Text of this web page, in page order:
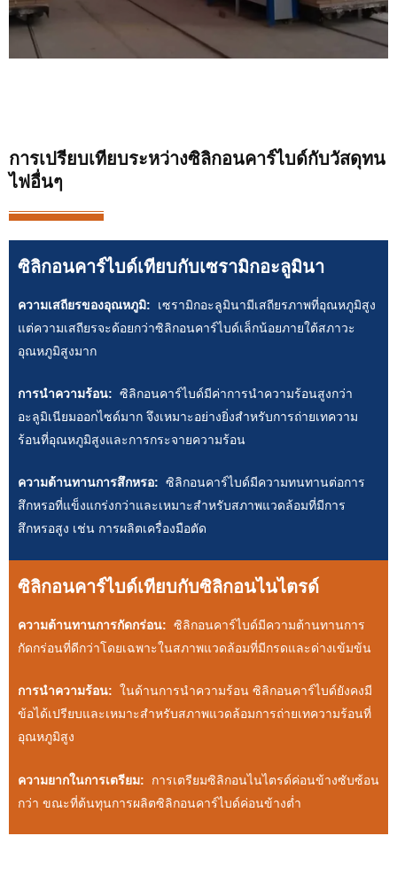
การเปรียบเทียบระหว่างซิลิกอนคาร์ไบด์กับวัสดุทน
ไฟอื่นๆ
ซิลิกอนคาร์ไบด์เทียบกับเซรามิกอะลูมินา
ความเสถียรของอุณหภูมิ: เซรามิกอะลูมินามีเสถียรภาพที่อุณหภูมิสูง
แต่ความเสถียรจะด้อยกว่าซิลิกอนคาร์ไบด์เล็กน้อยภายใต้สภาวะ
อุณหภูมิสูงมาก
การนำความร้อน: ซิลิกอนคาร์ไบด์มีค่าการนำความร้อนสูงกว่า
อะลูมิเนียมออกไซด์มาก จึงเหมาะอย่างยิ่งสำหรับการถ่ายเทความ
ร้อนที่อุณหภูมิสูงและการกระจายความร้อน
ความต้านทานการสึกหรอ: ซิลิกอนคาร์ไบด์มีความทนทานต่อการ
สึกหรอที่แข็งแกร่งกว่าและเหมาะสำหรับสภาพแวดล้อมที่มีการ
สึกหรอสูง เช่น การผลิตเครื่องมือตัด
ซิลิกอนคาร์ไบด์เทียบกับซิลิกอนไนไตรด์
ความต้านทานการกัดกร่อน: ซิลิกอนคาร์ไบด์มีความต้านทานการ
กัดกร่อนที่ดีกว่าโดยเฉพาะในสภาพแวดล้อมที่มีกรดและด่างเข้มข้น
การนำความร้อน: ในด้านการนำความร้อน ซิลิกอนคาร์ไบด์ยังคงมี
ข้อได้เปรียบและเหมาะสำหรับสภาพแวดล้อมการถ่ายเทความร้อนที่
อุณหภูมิสูง
ความยากในการเตรียม: การเตรียมซิลิกอนไนไตรด์ค่อนข้างซับซ้อน
กว่า ขณะที่ต้นทุนการผลิตซิลิกอนคาร์ไบด์ค่อนข้างต่ำ